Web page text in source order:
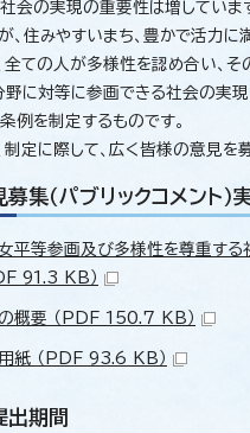
会の実現の重要性は増していま
、住みやすいまち、豊かで活力に
全ての人が多様性を認め合い、
野に対等に参画できる社会の実
例を制定するものです。
制定に際して、広く皆様の意見を
集（パブリックコメント）
平等参画及び多様性を尊重する
91.3 KB）
概要 （PDF 150.7 KB）
紙 （PDF 93.6 KB）
出期間